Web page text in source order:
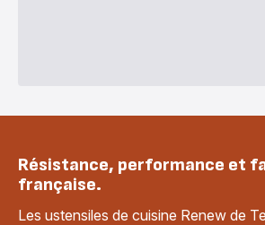
Résistance, performance et
française.
Les ustensiles de cuisine Renew de